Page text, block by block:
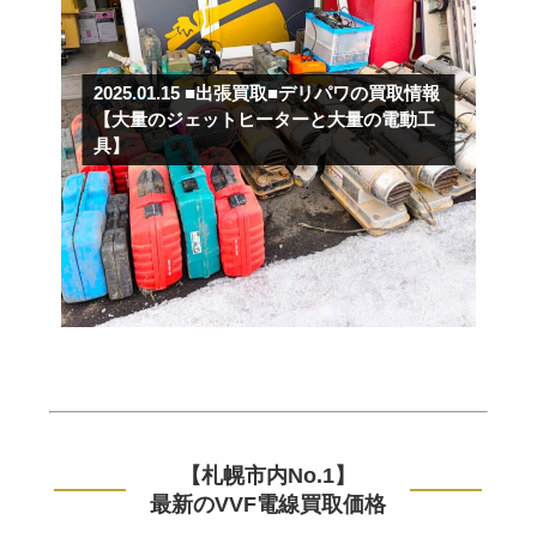
2025.01.15■出張買取■デリパワの買取情報
【大量のジェットヒーターと大量の電動工
具】
【札幌市内No.1】
最新のVVF電線買取価格